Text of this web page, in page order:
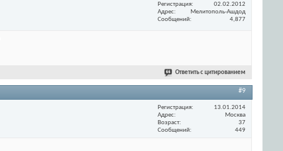
Регистрация
02.02.2012
Адрес
Мелитополь-Ашдод
Сообщений
4,877
Ответить с цитированием
#9
Регистрация
13.01.2014
Адрес
Москва
Возраст
37
Сообщений
449